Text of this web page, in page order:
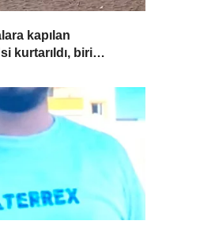
kapılan
kurtarıldı, biri